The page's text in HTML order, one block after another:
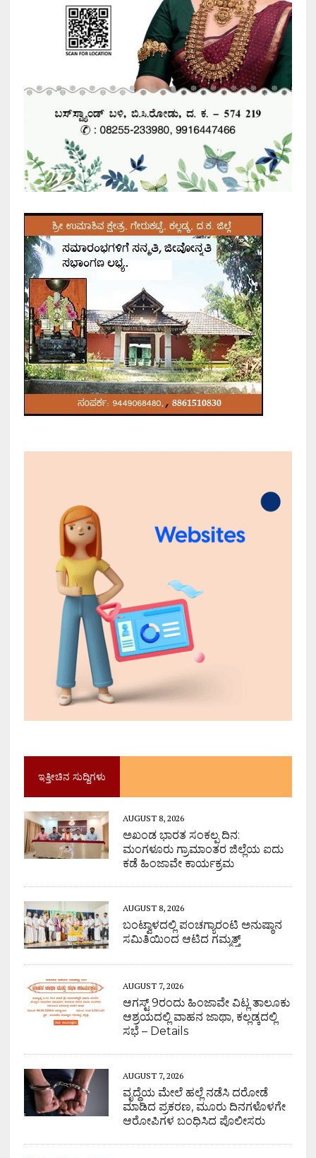
ಇತ್ತೀಚಿನ ಸುದ್ದಿಗಳು
AUGUST 8, 2026
ಅಖಂಡ ಭಾರತ ಸಂಕಲ್ಪ ದಿನ:
ಮಂಗಳೂರು ಗ್ರಾಮಾಂತರ ಜಿಲ್ಲೆಯ ಐದು
ಕಡೆ ಹಿಂಜಾವೇ ಕಾರ್ಯಕ್ರಮ
AUGUST 8, 2026
ಬಂಟ್ವಾಳದಲ್ಲಿ ಪಂಚಗ್ಯಾರಂಟಿ ಅನುಷ್ಠಾನ
ಸಮಿತಿಯಿಂದ ಆಟಿದ ಗಮ್ಮತ್ತ್
AUGUST 7, 2026
ಆಗಸ್ಟ್ 9ರಂದು ಹಿಂಜಾವೇ ವಿಟ್ಲ ತಾಲೂಕು
ಆಶ್ರಯದಲ್ಲಿ ವಾಹನ ಜಾಥಾ, ಕಲ್ಲಡ್ಕದಲ್ಲಿ
ಸಭೆ – Details
AUGUST 7, 2026
ವೃದ್ಧೆಯ ಮೇಲೆ ಹಲ್ಲೆ ನಡೆಸಿ ದರೋಡೆ
ಮಾಡಿದ ಪ್ರಕರಣ, ಮೂರು ದಿನಗಳೊಳಗೇ
ಆರೋಪಿಗಳ ಬಂಧಿಸಿದ ಪೊಲೀಸರು